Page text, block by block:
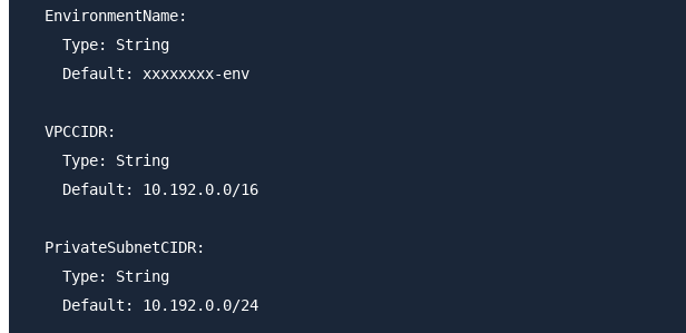
  EnvironmentName:
    Type: String
    Default: xxxxxxxx-env
  VPCCIDR:
    Type: String
    Default: 10.192.0.0/16
  PrivateSubnetCIDR:
    Type: String
    Default: 10.192.0.0/24